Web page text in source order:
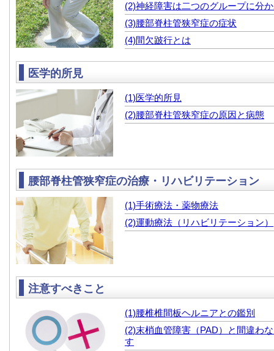
(2)神経障害は二つのグループに分
(3)腰部脊柱管狭窄症の症状
(4)間欠跛行とは
医学的所見
(1)医学的所見
(2)腰部脊柱管狭窄症の原因と病態
腰部脊柱管狭窄症の治療・リハビリテーション
(1)手術療法・薬物療法
(2)運動療法（リハビリテーション）
注意すべきこと
(1)腰椎椎間板ヘルニアとの鑑別
(2)末梢血管障害（PAD）と間違わ
す